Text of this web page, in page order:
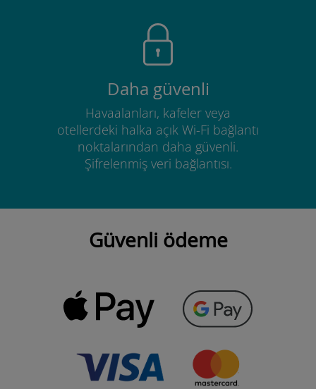
Daha güvenli
Havaalanları, kafeler veya
otellerdeki halka açık Wi-Fi bağlantı
noktalarından daha güvenli.
Şifrelenmiş veri bağlantısı.
Güvenli ödeme